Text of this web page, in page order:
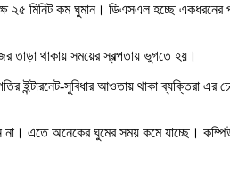
মিনিট কম ঘুমান। ডিএসএল হচ্ছে একধরনের
তাড়া থাকায় সময়ের স্বল্পতায় ভুগতে হয়।
ইন্টারনেট-সুবিধার আওতায় থাকা ব্যক্তিরা
এতে অনেকের ঘুমের সময় কমে যাচ্ছে।